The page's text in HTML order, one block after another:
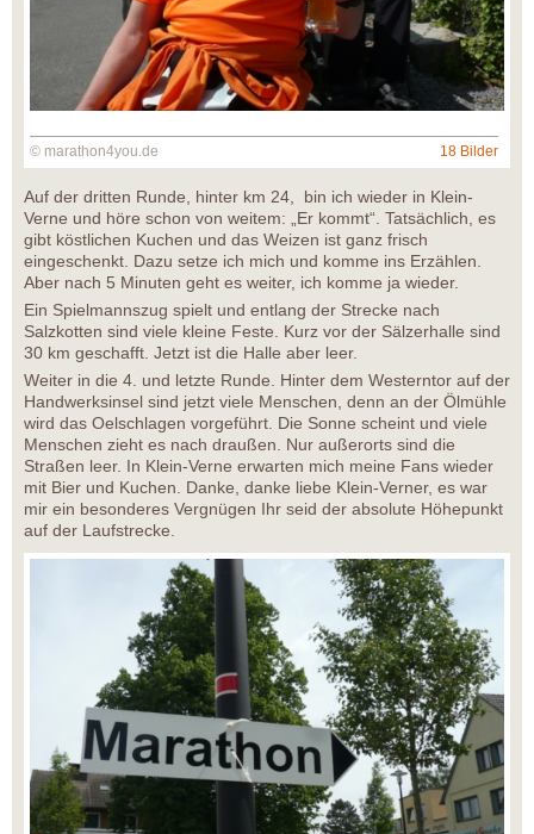
© marathon4you.de 18 Bilder
Auf der dritten Runde, hinter km 24, bin ich wieder in Klein-
Verne und höre schon von weitem: „Er kommt“. Tatsächlich, es
gibt köstlichen Kuchen und das Weizen ist ganz frisch
eingeschenkt. Dazu setze ich mich und komme ins Erzählen.
Aber nach 5 Minuten geht es weiter, ich komme ja wieder.
Ein Spielmannszug spielt und entlang der Strecke nach
Salzkotten sind viele kleine Feste. Kurz vor der Sälzerhalle sind
30 km geschafft. Jetzt ist die Halle aber leer.
Weiter in die 4. und letzte Runde. Hinter dem Westerntor auf der
Handwerksinsel sind jetzt viele Menschen, denn an der Ölmühle
wird das Oelschlagen vorgeführt. Die Sonne scheint und viele
Menschen zieht es nach draußen. Nur außerorts sind die
Straßen leer. In Klein-Verne erwarten mich meine Fans wieder
mit Bier und Kuchen. Danke, danke liebe Klein-Verner, es war
mir ein besonderes Vergnügen Ihr seid der absolute Höhepunkt
auf der Laufstrecke.